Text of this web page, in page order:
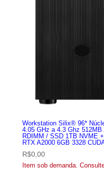
Workstation Silix® 96*
4.05 GHz a 4.3 Ghz
RDIMM / SSD 1TB NVME
RTX A2000 6GB 3328
R$0,00
Item sob demanda.